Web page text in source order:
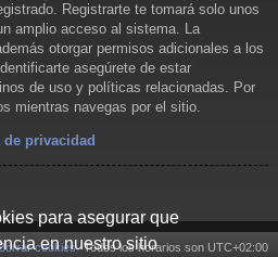
para asegurar que
en nuestro sitio
Registrarte te tomará solo unos
amplio acceso al sistema. La
otorgar permisos adicionales a los
asegúrete de estar
de uso y políticas relacionadas. Por
mientras navegas por el sitio.
de privacidad
Todos los horarios son UTC+02:00
cookies